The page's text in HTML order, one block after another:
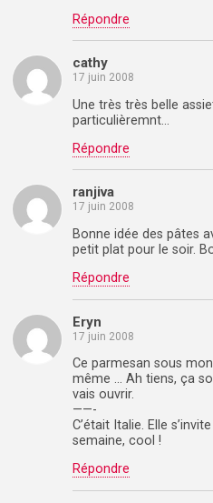
Répondre
cathy
17 juin 2008
Une très très belle
particulièremnt…
Répondre
ranjiva
17 juin 2008
Bonne idée des pâtes
petit plat pour le soir.
Répondre
Eryn
17 juin 2008
Ce parmesan sous
même … Ah tiens, ça
vais ouvrir.
——-
C’était Italie. Elle
semaine, cool !
Répondre